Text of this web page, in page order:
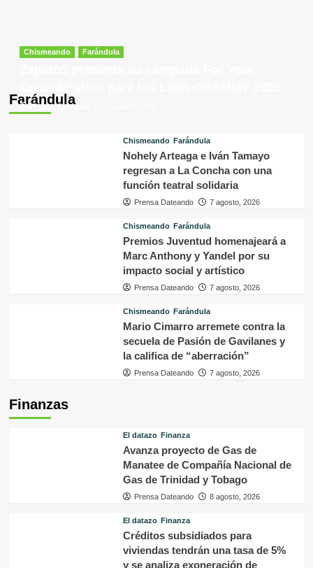
Farándula
Chismeando Farándula
Prensa Dateando
Chismeando Farándula
Nohely Arteaga e Iván Tamayo
regresan a La Concha con una
función teatral solidaria
Prensa Dateando 7 agosto, 2026
Chismeando Farándula
Premios Juventud homenajeará a
Marc Anthony y Yandel por su
impacto social y artístico
Prensa Dateando 7 agosto, 2026
Chismeando Farándula
Mario Cimarro arremete contra la
secuela de Pasión de Gavilanes y
la califica de “aberración”
Prensa Dateando 7 agosto, 2026
Finanzas
El datazo Finanza
Avanza proyecto de Gas de
Manatee de Compañía Nacional de
Gas de Trinidad y Tobago
Prensa Dateando 8 agosto, 2026
El datazo Finanza
Créditos subsidiados para
viviendas tendrán una tasa de 5%
y se analiza exoneración de